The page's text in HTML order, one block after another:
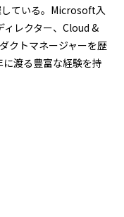
ている。Microsoft入
レクター、Cloud &
クトマネージャーを歴
渡る豊富な経験を持